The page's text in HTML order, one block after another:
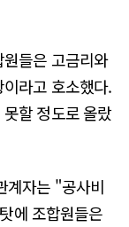
들은 고금리와
라고 호소했다.
할 정도로 올랐
계자는 "공사비
에 조합원들은